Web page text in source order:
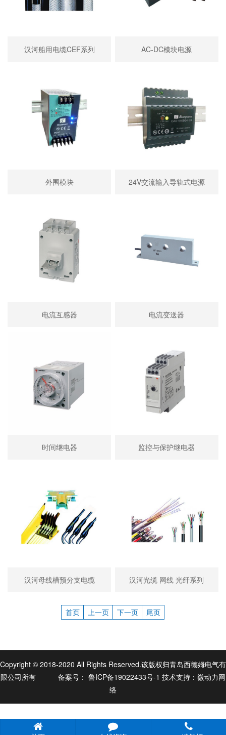
汉河船用电缆CEF系列 AC-DC模块电源
外围模块 24V交流输入导轨式电源
电流互感器 电流变送器
时间继电器 监控与保护继电器
汉河母线槽预分支电缆 汉河光缆 网线 光纤系列
首页 上一页 下一页 尾页
Copyright © 2018-2020 All Rights Reserved.该版权归青岛西德姆电气有
限公司所有
备案号： 鲁ICP备19022433号-1 技术支持： 微动力网
络